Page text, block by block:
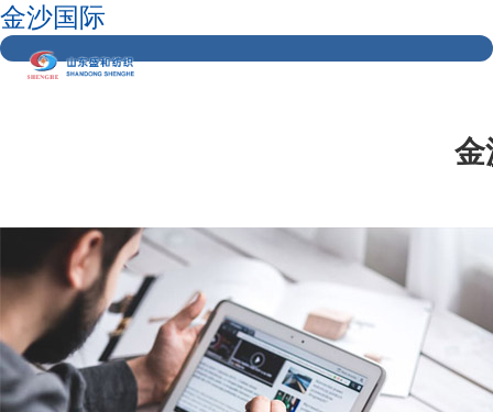
金沙国际
金